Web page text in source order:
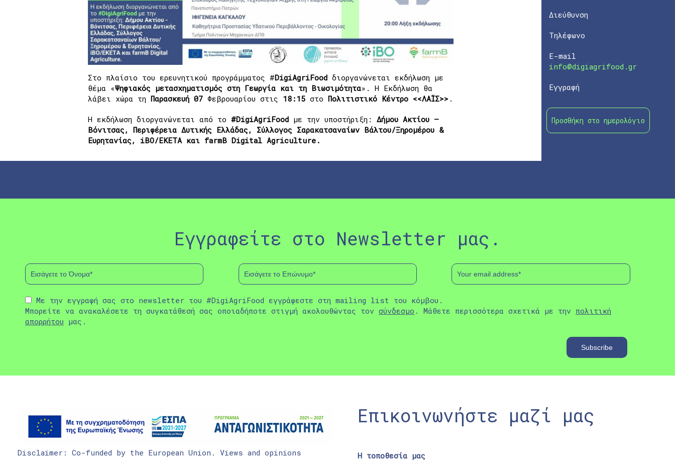
Στο πλαίσιο του ερευνητικού προγράμματος #DigiAgriFood διοργανώνεται εκδήλωση με
θέμα «Ψηφιακός μετασχηματισμός στη Γεωργία και τη Βιωσιμότητα». Η Εκδήλωση θα
λάβει χώρα τη Παρασκευή 07 Φεβρουαρίου στις 18:15 στο Πολιτιστικό Κέντρο <<ΛΑΪΣ>> .
Η εκδήλωση διοργανώνεται από το #DigiAgriFood με την υποστήριξη: Δήμου Ακτίου –
Βόνιτσας, Περιφέρεια Δυτικής Ελλάδας, Σύλλογος Σαρακατσαναίων Βάλτου/Ξηρομέρου &
Ευρητανίας, iBO/EKETA και farmB Digital Agriculture.
Διεύθυνση
Τηλέφωνο
E-mail
info@digiagrifood.gr
Εγγραφή
Προσθήκη στο ημερολόγιο
Εγγραφείτε στο Newsletter μας.
Με την εγγραφή σας στο newsletter του #DigiAgriFood εγγράφεστε στη mailing list του κόμβου.
Μπορείτε να ανακαλέσετε τη συγκατάθεσή σας οποιαδήποτε στιγμή ακολουθώντας τον σύνδεσμο . Μάθετε περισσότερα σχετικά με την πολιτική
απορρήτου μας.
Disclaimer: Co-funded by the European Union. Views and opinions
Επικοινωνήστε μαζί μας
Η τοποθεσία μας